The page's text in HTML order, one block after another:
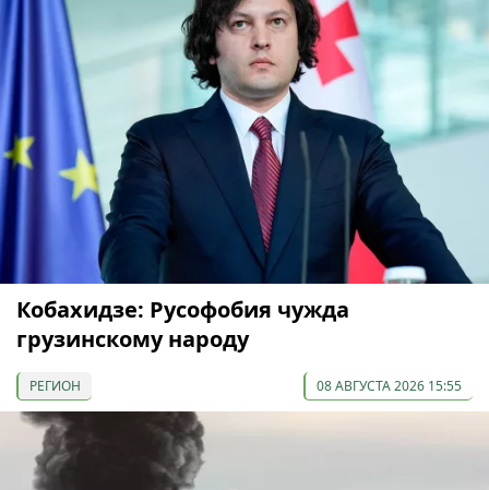
Кобахидзе: Русофобия чужда
грузинскому народу
РЕГИОН 08 АВГУСТА 2026 15:55